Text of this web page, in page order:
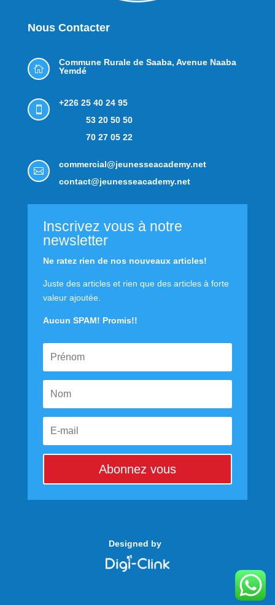
Nous Contacter

Commune Rurale de Saaba, Avenue Naaba
Yemdé

+226 25 40 24 95
53 20 50 50
70 27 05 22

commercial@jeunesseacademy.net
contact@jeunesseacademy.net
Inscrivez vous à notre
newsletter
Ne ratez rien de nos nouveaux articles!
Juste des articles et rien que des articles à forte
valeur ajoutée.
Aucun SPAM! Promis!!
Abonnez vous
Designed by